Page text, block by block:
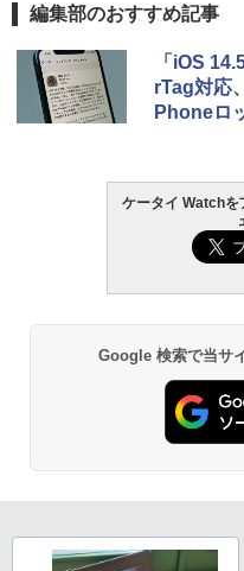
編集部のおすすめ記事
「iOS
rTag対応
Phoneロ
ケータイ Watchを
Google 検索で当サ